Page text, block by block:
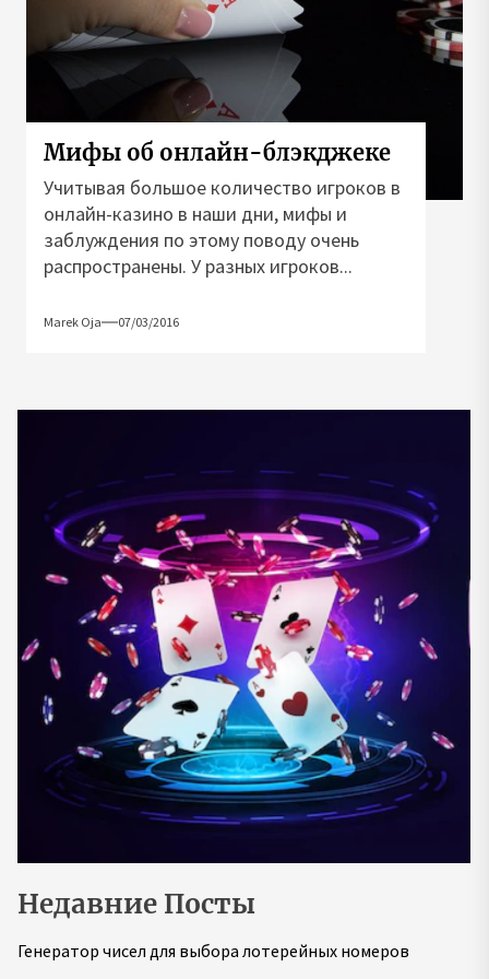
Мифы об онлайн-блэкджеке
Учитывая большое количество игроков в
онлайн-казино в наши дни, мифы и
заблуждения по этому поводу очень
распространены. У разных игроков...
Marek Oja 07/03/2016
Недавние Посты
Генератор чисел для выбора лотерейных номеров